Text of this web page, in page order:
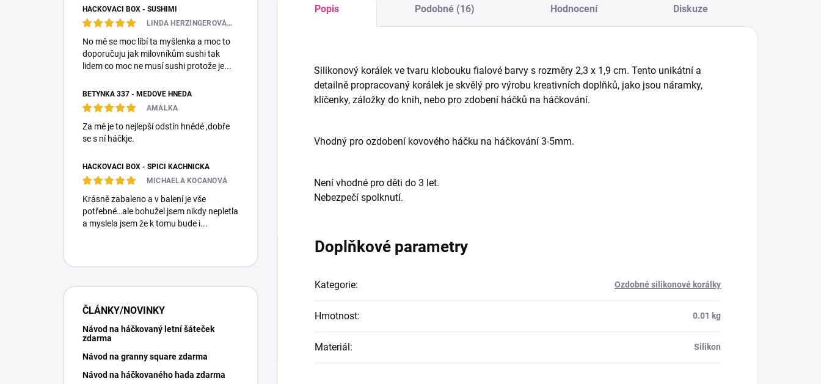
HÁČKOVACÍ BOX - SUSHIMI
LINDA HERZINGEROVÁ❤️🎀💋
No mě se moc líbí ta myšlenka a moc to
doporučuju jak milovníkům sushi tak
lidem co moc ne musí sushi protože je...
BETYNKA 337 - MEDOVĚ HNĚDÁ
AMÁLKA
Za mě je to nejlepší odstín hnědé ,dobře
se s ní háčkje.
HÁČKOVACÍ BOX - SPÍCÍ KACHNIČKA
MICHAELA KOCANOVÁ
Krásně zabaleno a v balení je vše
potřebné…ale bohužel jsem nikdy nepletla
a myslela jsem že k tomu bude i...
ČLÁNKY/NOVINKY
Návod na háčkovaný letní šáteček
zdarma
Návod na granny square zdarma
Návod na háčkovaného hada zdarma
Popis Podobné (16) Hodnocení Diskuze
Silikonový korálek ve tvaru klobouku fialové barvy s rozměry 2,3 x 1,9 cm. Tento unikátní a
detailně propracovaný korálek je skvělý pro výrobu kreativních doplňků, jako jsou náramky,
klíčenky, záložky do knih, nebo pro zdobení háčků na háčkování.
Vhodný pro ozdobení kovového háčku na háčkování 3-5mm.
Není vhodné pro děti do 3 let.
Nebezpečí spolknutí.
Doplňkové parametry
Kategorie: Ozdobné silikonové korálky
Hmotnost: 0.01 kg
Materiál: Silikon